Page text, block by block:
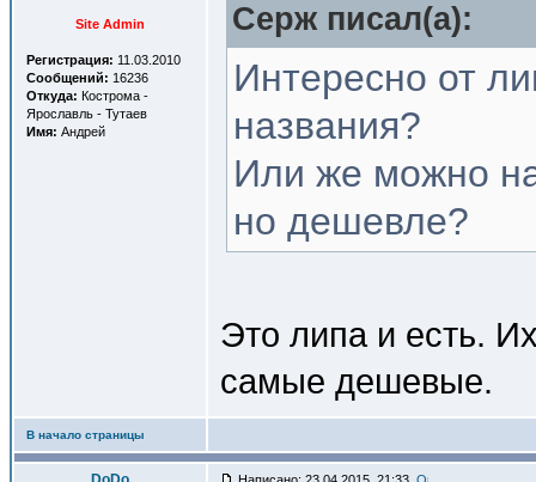
Site Admin
Регистрация: 11.03.2010
Сообщений: 16236
Откуда: Кострома -
Ярославль - Тутаев
Имя: Андрей
Серж писал(a):
Интересно от
названия?
Или же можно
но дешевле?
Это липа и есть.
самые дешевые.
В начало страницы